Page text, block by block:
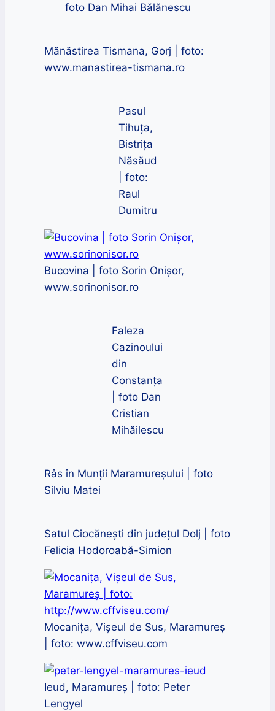
foto Dan Mihai Bălănescu
Mănăstirea Tismana, Gorj | foto:
www.manastirea-tismana.ro
Pasul
Tihuța,
Bistrița
Năsăud
| foto:
Raul
Dumitru
Bucovina | foto Sorin Onișor,
www.sorinonisor.ro
Faleza
Cazinoului
din
Constanța
| foto Dan
Cristian
Mihăilescu
Râs în Munții Maramureșului | foto
Silviu Matei
Satul Ciocănești din județul Dolj | foto
Felicia Hodoroabă-Simion
Mocanița, Vișeul de Sus, Maramureș
| foto: www.cffviseu.com
Ieud, Maramureș | foto: Peter
Lengyel